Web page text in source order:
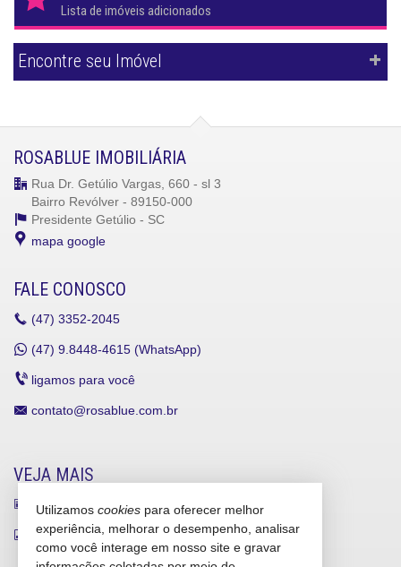
Lista de imóveis adicionados
Encontre seu Imóvel
ROSABLUE IMOBILIÁRIA
Rua Dr. Getúlio Vargas, 660 - sl 3
Bairro Revólver - 89150-000
Presidente Getúlio - SC
mapa google
FALE CONOSCO
(47) 3352-2045
(47) 9.8448-4615 (WhatsApp)
ligamos para você
contato@rosablue.com.br
VEJA MAIS
receba nosso newsletter
indicadores financeiros
Utilizamos cookies para oferecer melhor
experiência, melhorar o desempenho, analisar
como você interage em nosso site e gravar